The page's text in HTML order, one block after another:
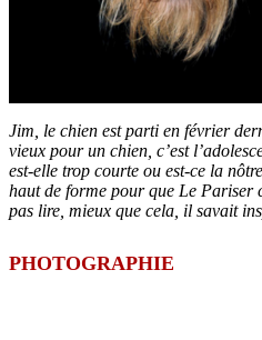
Jim, le chien est parti en février
vieux pour un chien, c’est
est-elle trop courte ou est-ce la
haut de forme pour que Le Pariser
pas lire, mieux que cela, il savait
PHOTOGRAPHIE